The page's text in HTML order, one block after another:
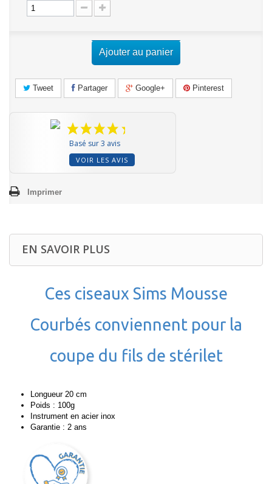
Ajouter au panier
Tweet Partager Google+ Pinterest
Basé sur 3 avis
VOIR LES AVIS
Imprimer
EN SAVOIR PLUS
Ces ciseaux Sims Mousse
Courbés conviennent pour la
coupe du fils de stérilet
Longueur 20 cm
Poids : 100g
Instrument en acier inox
Garantie : 2 ans